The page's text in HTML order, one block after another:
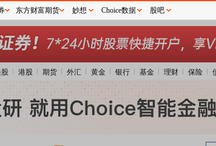
港股 期货 外汇 黄金 银行 基金 理财 保险
东方财富期货 妙想 Choice数据 股吧